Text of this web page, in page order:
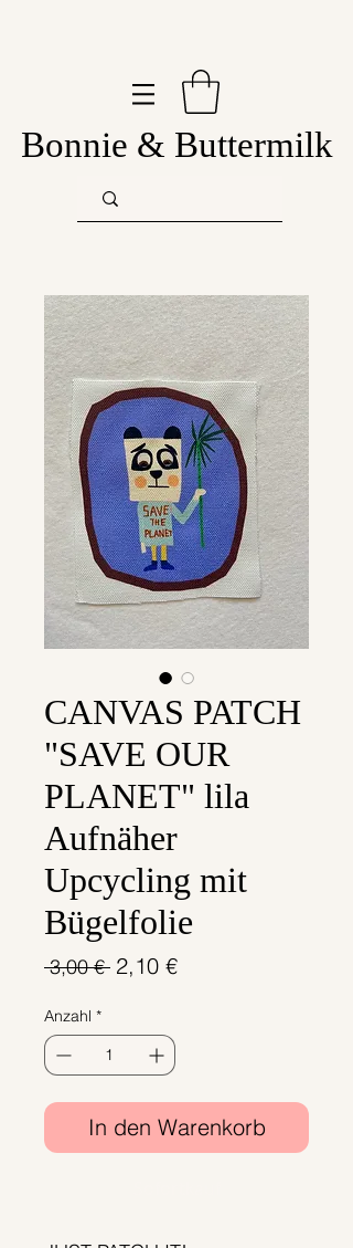
Bonnie & Buttermilk
CANVAS PATCH
"SAVE OUR
PLANET" lila
Aufnäher
Upcycling mit
Bügelfolie
3,00 € Standardpreis
2,10 €Sale-
Anzahl *
In den Warenkorb